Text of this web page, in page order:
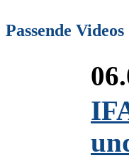
Passende